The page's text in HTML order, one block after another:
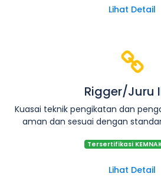
Lihat Detail
Rigger/Juru
Kuasai teknik pengikatan dan
aman dan sesuai dengan
Tersertifikasi
Lihat Detail